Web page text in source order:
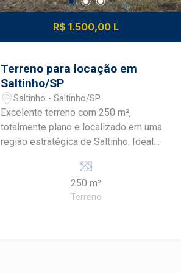
R$ 1.500,00 L
Terreno para locação em
Saltinho/SP
Saltinho - Saltinho/SP
Excelente terreno com 250 m²,
totalmente plano e localizado em uma
região estratégica de Saltinho. Ideal
plano, pronto para construir - Ótima
localização - Região em crescimento e
valorização constante - Proprietário
250 m²
Terreno